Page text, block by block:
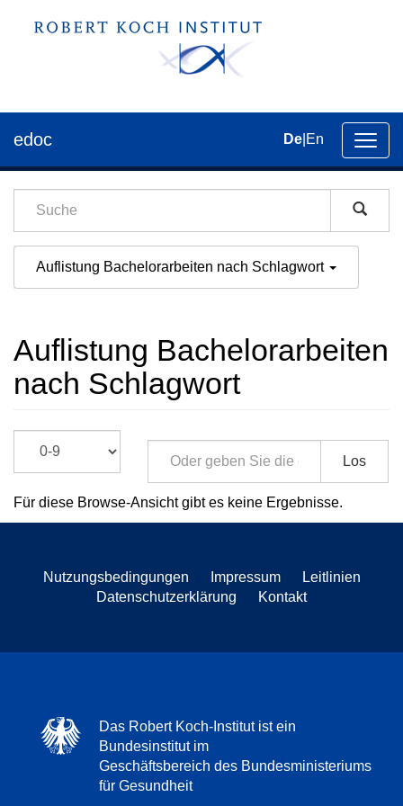
der
edoc De En
Auflistung Bachelorarbeiten nach Schlagwort
Auflistung Bachelorarbeiten
nach Schlagwort
Los
Für diese Browse-Ansicht gibt es keine Ergebnisse.
Nutzungsbedingungen Impressum
Leitlinien
Datenschutzerklärung
Kontakt
Das Robert Koch-Institut ist ein
Bundesinstitut im
Geschäftsbereich des Bundesministeriums
für Gesundheit